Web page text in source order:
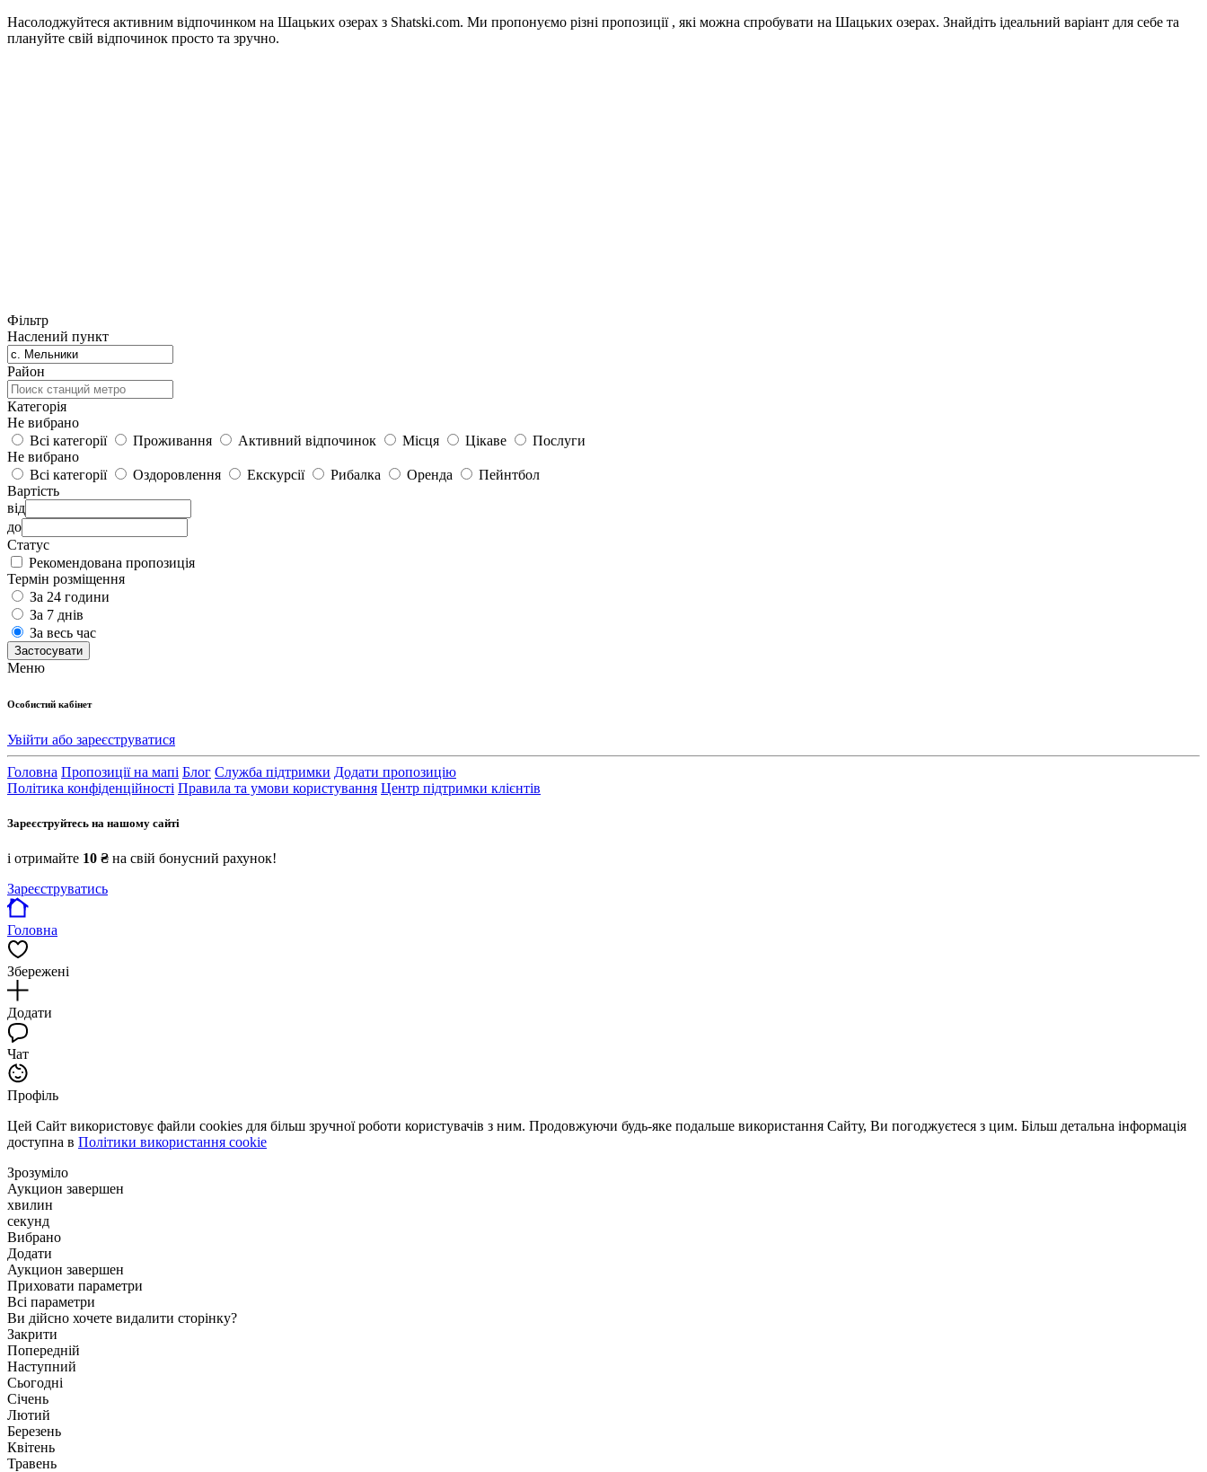
Насолоджуйтеся активним відпочинком на Шацьких озерах з Shatski.com. Ми пропонуємо різні пропозиції , які можна спробувати на Шацьких озерах. Знайдіть ідеальний варіант для себе та
плануйте свій відпочинок просто та зручно.
Фільтр
Наслений пункт
Район
Категорія
Не вибрано
Всі категорії
Проживання Активний відпочинок Місця Цікаве
Послуги
Не вибрано
Всі категорії
Оздоровлення Екскурсії Рибалка Оренда
Пейнтбол
Вартість
від
до
Статус
Рекомендована пропозиція
Термін розміщення
За 24 години
За 7 днів
За весь час
Застосувати
Меню
Особистий кабінет
Увійти або зареєструватися
Головна Пропозиції на мапі Блог Служба підтримки Додати пропозицію
Політика конфіденційності Правила та умови користування Центр підтримки клієнтів
Зареєструйтесь на нашому сайті
і отримайте 10 ₴ на свій бонусний рахунок!
Зареєструватись
Головна
Збережені
Додати
Чат
Профіль
Цей Сайт використовує файли cookies для більш зручної роботи користувачів з ним. Продовжуючи будь-яке подальше використання Сайту, Ви погоджуєтеся з цим. Більш детальна інформація
доступна в Політики використання cookie
Зрозуміло
Аукцион завершен
хвилин
секунд
Вибрано
Додати
Аукцион завершен
Приховати параметри
Всі параметри
Ви дійсно хочете видалити сторінку?
Закрити
Попередній
Наступний
Сьогодні
Січень
Лютий
Березень
Квітень
Травень